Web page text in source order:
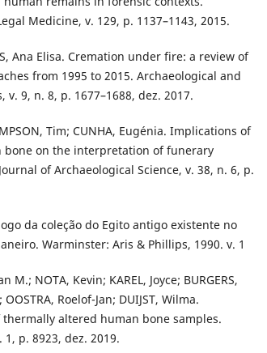
Medicine, v. 129, p. 1137–1143, 2015.
Ana Elisa. Cremation under fire: a review of
from 1995 to 2015. Archaeological and
9, n. 8, p. 1677–1688, dez. 2017.
Tim; CUNHA, Eugénia. Implications of
bone on the interpretation of funerary
of Archaeological Science, v. 38, n. 6, p.
da coleção do Egito antigo existente no
Warminster: Aris & Phillips, 1990. v. 1
M.; NOTA, Kevin; KAREL, Joyce; BURGERS,
Roelof-Jan; DUIJST, Wilma.
altered human bone samples.
p. 8923, dez. 2019.